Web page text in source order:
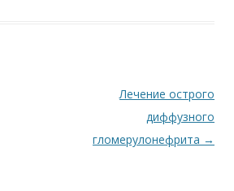
Лечение острого
диффузного
гломерулонефрита →